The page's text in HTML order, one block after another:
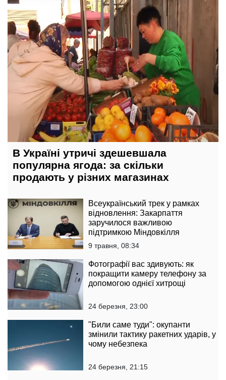
В Україні утричі здешевшала
популярна ягода: за скільки
продають у різних магазинах
Всеукраїнський трек у рамках
відновлення: Закарпаття
заручилося важливою
підтримкою Міндовкілля
9 травня, 08:34
Фотографії вас здивують: як
покращити камеру телефону за
допомогою однієї хитрощі
24 березня, 23:00
"Били саме туди": окупанти
змінили тактику ракетних ударів, у
чому небезпека
24 березня, 21:15